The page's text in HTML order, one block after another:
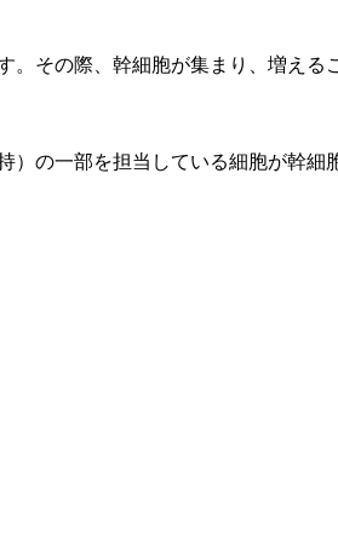
。その際、幹細胞が集まり、増える
）の一部を担当している細胞が幹細